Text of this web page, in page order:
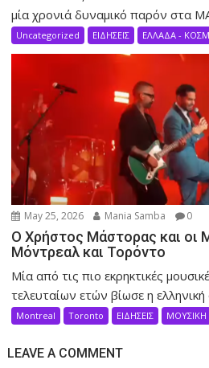
μία χρονιά δυναμικό παρόν στα
Uncategorized ΕΙΔΗΣΕΙΣ ΕΛΛΑΔΑ -
May 25, 2026 Mania Samba 0
Ο Χρήστος Μάστορας και οι
Μόντρεαλ και Τορόντο
Μία από τις πιο εκρηκτικές
τελευταίων ετών βίωσε η
Montreal Toronto ΕΙΔΗΣΕΙΣ ΜΟΥΣΙΚΗ
LEAVE A COMMENT